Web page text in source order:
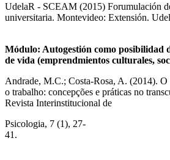
UdelaR - SCEAM (2015) Forumulación
universitaria. Montevideo:
Módulo: Autogestión como posibilidad
de vida (emprendmientos culturales,
Andrade, M.C.; Costa-Rosa, A. (2014).
o trabalho: concepções e práticas no
Revista Interinstitucional de
Psicologia, 7 (1), 27-